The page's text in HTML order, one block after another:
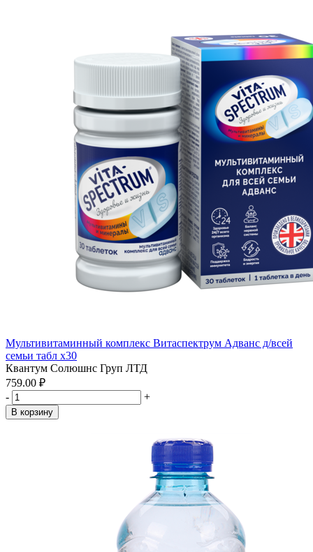
Мультивитаминный комплекс Витаспектрум Адванс д/всей
семьи табл x30
Квантум Солюшнс Груп ЛТД
759.00 ₽
-
+
В корзину